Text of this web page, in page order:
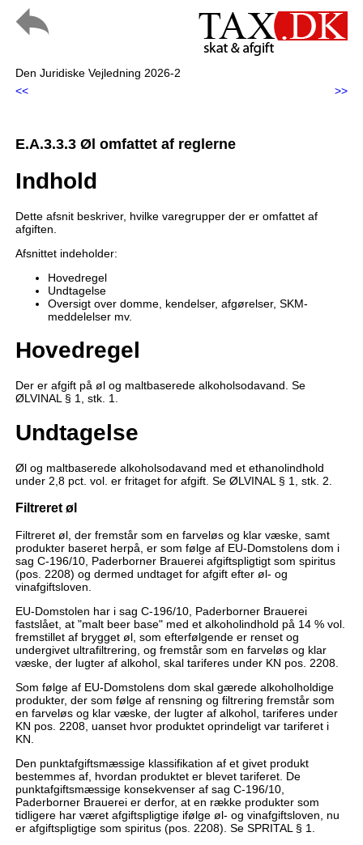
Den Juridiske Vejledning 2026-2
<<
>>
E.A.3.3.3 Øl omfattet af reglerne
Indhold
Dette afsnit beskriver, hvilke varegrupper der er omfattet af
afgiften.
Afsnittet indeholder:
Hovedregel
Undtagelse
Oversigt over domme, kendelser, afgørelser, SKM-
meddelelser mv.
Hovedregel
Der er afgift på øl og maltbaserede alkoholsodavand. Se
ØLVINAL § 1, stk. 1.
Undtagelse
Øl og maltbaserede alkoholsodavand med et ethanolindhold
under 2,8 pct. vol. er fritaget for afgift. Se ØLVINAL § 1, stk. 2.
Filtreret øl
Filtreret øl, der fremstår som en farveløs og klar væske, samt
produkter baseret herpå, er som følge af EU-Domstolens dom i
sag C-196/10, Paderborner Brauerei afgiftspligtigt som spiritus
(pos. 2208) og dermed undtaget for afgift efter øl- og
vinafgiftsloven.
EU-Domstolen har i sag C-196/10, Paderborner Brauerei
fastslået, at "malt beer base" med et alkoholindhold på 14 % vol.
fremstillet af brygget øl, som efterfølgende er renset og
undergivet ultrafiltrering, og fremstår som en farveløs og klar
væske, der lugter af alkohol, skal tariferes under KN pos. 2208.
Som følge af EU-Domstolens dom skal gærede alkoholholdige
produkter, der som følge af rensning og filtrering fremstår som
en farveløs og klar væske, der lugter af alkohol, tariferes under
KN pos. 2208, uanset hvor produktet oprindeligt var tariferet i
KN.
Den punktafgiftsmæssige klassifikation af et givet produkt
bestemmes af, hvordan produktet er blevet tariferet. De
punktafgiftsmæssige konsekvenser af sag C-196/10,
Paderborner Brauerei er derfor, at en række produkter som
tidligere har været afgiftspligtige ifølge øl- og vinafgiftsloven, nu
er afgiftspligtige som spiritus (pos. 2208). Se SPRITAL § 1.